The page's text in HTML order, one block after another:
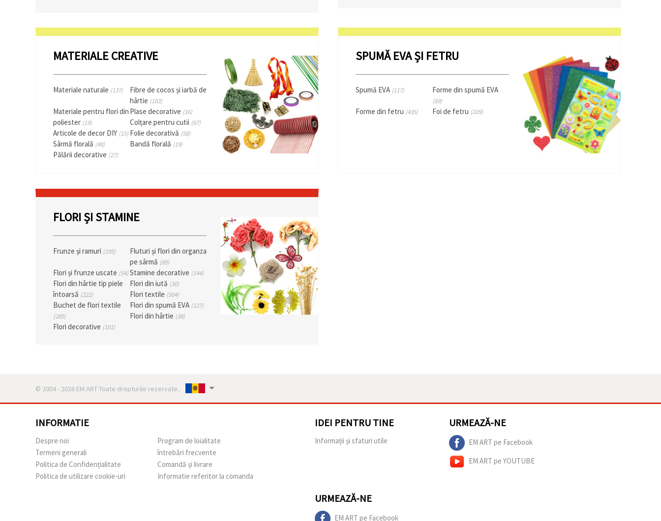
Аcceptati
MATERIALE CREATIVE
Materiale naturale (137)
Fibre de cocos și iarbă de
hârtie (103)
Materiale pentru flori din
poliester (19)
Plase decorative (16)
Colțare pentru cutii (67)
Articole de decor DIY (15) Folie decorativă (58)
Sârmă florală (48) Bandă florală (19)
Pălării decorative (27)
SPUMĂ EVA ȘI FETRU
Spumă EVA (117) Forme din spumă EVA
(89)
Forme din fetru (435) Foi de fetru (209)
FLORI ȘI STAMINE
Frunze și ramuri (195)
Fluturi și flori din organza
pe sârmă (89)
Flori și frunze uscate (54)Stamine decorative (144)
Flori din hârtie tip piele
întoarsă (222)
Flori din iută (30)
Flori textile (504)
Buchet de flori textile
(285)
Flori din spumă EVA (127)
Flori din hârtie (38)
Flori decorative (101)
© 2004 - 2026 EM ART Toate drepturile rezervate..
INFORMATIE
Despre noi
Termeni generali
Politica de Confidențialitate
Politica de utilizare cookie-uri
Program de loialitate
întrebări frecvente
Comandă și livrare
Informatie referitor la comanda
IDEI PENTRU TINE
Informații și sfaturi utile
URMEAZĂ-NE
EM ART pe Facebook
EM ART pe YOUTUBE
URMEAZĂ-NE
EM ART pe Facebook